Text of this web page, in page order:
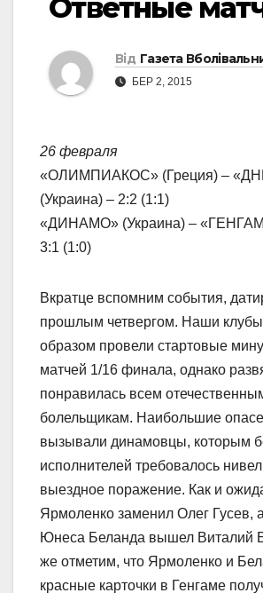
Ответные
Від Газета
БЕР 2, 2015
26 февраля
«ОЛИМПИАКОС» (Греция) –
(Украина) – 2:2 (1:1)
«ДИНАМО» (Украина) –
3:1 (1:0)
Вкратце вспомним события,
прошлым четвергом. Наши
образом провели стартовые
матчей 1/16 финала, однако
понравилась всем
болельщикам. Наибольшие
вызывали динамовцы, которым
исполнителей требовалось
выездное поражение. Как и
Ярмоленко заменил Олег Гусев,
Юнеса Беланда вышел Виталий
же отметим, что Ярмоленко и
красные карточки в Генгаме